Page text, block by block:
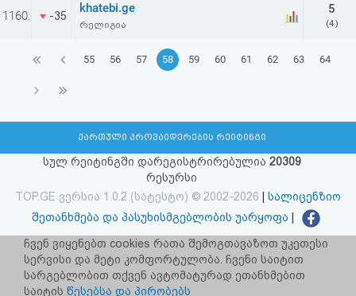
1160. -35
khatebi.ge
რელიგია
5
(4)
55 56 57 58 59 60 61 62 63 64
ქართული პროვაიდერების რეიტინგი
სულ რეიტინგში დარეგისტრირებულია 20309
რესურსი
TOP.GE ვერსია 1.0.2 (სატესტო) © 2002-2026
სალიცენზიო
შეთანხმება და პასუხისმგებლობის უარყოფა
facebook.com/TOP.GE
იხილეთ TOP.GE - ის ძველი ვერსია ბმულზე
ჩვენ ვიყენებთ cookies რათა შემოგთავაზოთ უკეთესი
სერვისი და მეტი კომფორტულობა. ჩვენი საიტით
სარგებლობით თქვენ ავტომატურად ეთანხმებით
საიტის წესებსა და პირობებს